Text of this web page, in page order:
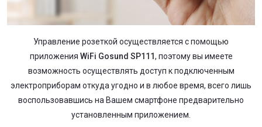
Управление розеткой осуществляется с помощью
приложения WiFi Gosund SP111, поэтому вы имеете
возможность осуществлять доступ к подключенным
электроприборам откуда угодно и в любое время, всего лишь
воспользовавшись на Вашем смартфоне предварительно
установленным приложением.